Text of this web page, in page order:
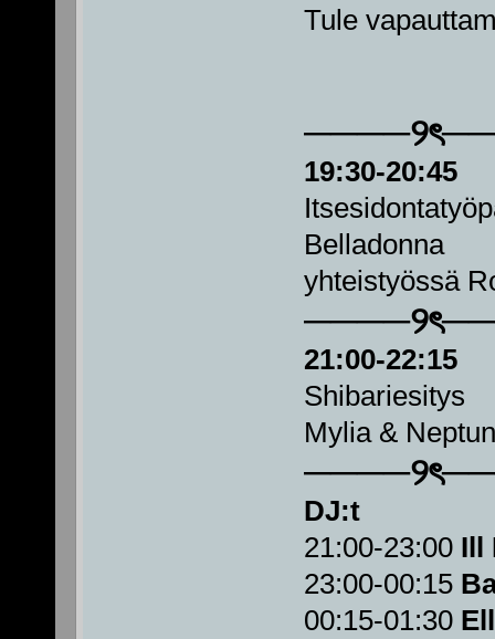
Tule
19:30-20:45
Belladonna
yhteistyössä
21:00-22:15
Shibariesitys
Mylia &
DJ:t
21:00-23:00 Ill
23:00-00:15
00:15-01:30